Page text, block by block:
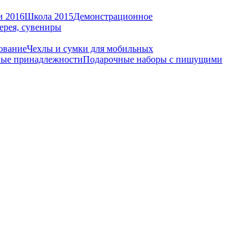
2016Школа 2015Демонстрационное
сувениры
Чехлы и сумки для мобильных
принадлежностиПодарочные наборы с пишущими